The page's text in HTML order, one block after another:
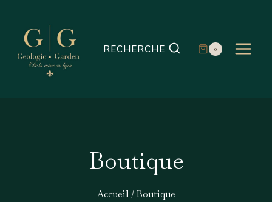
contenu
RECHERCHE 0
Boutique
Accueil / Boutique